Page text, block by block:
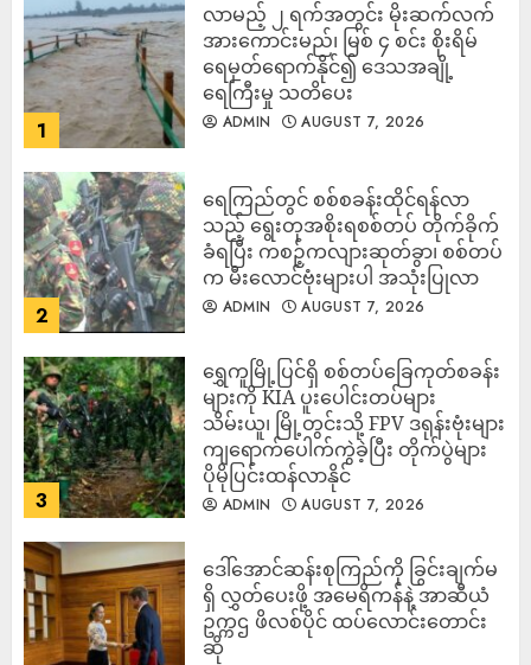
1
လာမည့် ၂ ရက်အတွင်း မိုးဆက်လက်
အားကောင်းမည်၊ မြစ် ၄ စင်း စိုးရိမ်
ရေမှတ်ရောက်နိုင်၍ ဒေသအချို့
ရေကြီးမှု သတိပေး
ADMIN AUGUST 7, 2026
2
ရေကြည်တွင် စစ်စခန်းထိုင်ရန်လာ
သည့် ရွေးတုအစိုးရစစ်တပ် တိုက်ခိုက်
ခံရပြီး ကစဉ့်ကလျားဆုတ်ခွာ၊ စစ်တပ်
က မီးလောင်ဗုံးများပါ အသုံးပြုလာ
ADMIN AUGUST 7, 2026
3
‎ရွှေကူမြို့ပြင်ရှိ စစ်တပ်ခြေကုတ်စခန်း
များကို KIA ပူးပေါင်းတပ်များ
သိမ်းယူ၊ မြို့တွင်းသို့ FPV ဒရုန်းဗုံးများ
ကျရောက်ပေါက်ကွဲခဲ့ပြီး တိုက်ပွဲများ
ပိုမိုပြင်းထန်လာနိုင်
ADMIN AUGUST 7, 2026
ဒေါ်အောင်ဆန်းစုကြည်ကို ခြွင်းချက်မ
ရှိ လွှတ်ပေးဖို့ အမေရိကန်နဲ့ အာဆီယံ
ဥက္ကဌ ဖိလစ်ပိုင် ထပ်လောင်းတောင်း
ဆို